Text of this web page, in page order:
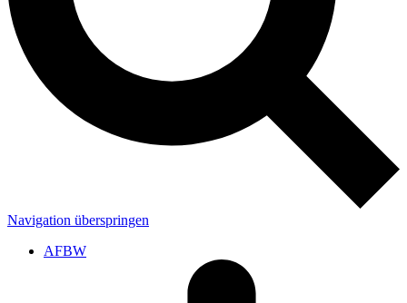
Navigation überspringen
AFBW